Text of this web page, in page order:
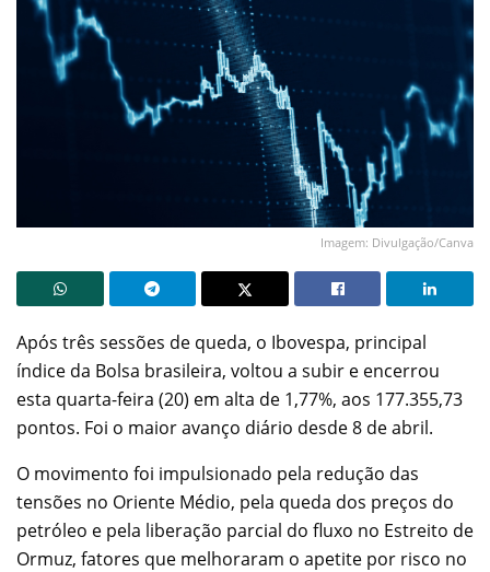
Imagem: Divulgação/Canva
Após três sessões de queda, o Ibovespa, principal
índice da Bolsa brasileira, voltou a subir e encerrou
esta quarta-feira (20) em alta de 1,77%, aos 177.355,73
pontos. Foi o maior avanço diário desde 8 de abril.
O movimento foi impulsionado pela redução das
tensões no Oriente Médio, pela queda dos preços do
petróleo e pela liberação parcial do fluxo no Estreito de
Ormuz, fatores que melhoraram o apetite por risco no